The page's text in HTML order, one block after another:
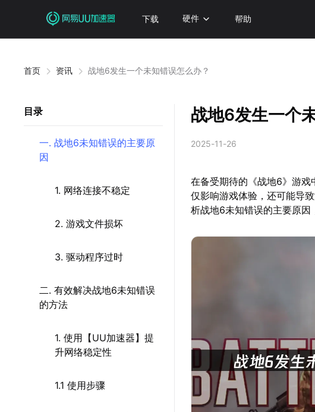
下载 硬件 帮助
首页 资讯 战地6发生一个未知错误怎么办？
目录
一. 战地6未知错误的主要原
因
1. 网络连接不稳定
2. 游戏文件损坏
3. 驱动程序过时
二. 有效解决战地6未知错误
的方法
1. 使用【UU加速器】提
升网络稳定性
1.1 使用步骤
战地6发生一个
2025-11-26
在备受期待的《战地6》游
仅影响游戏体验，还可能导
析战地6未知错误的主要原因